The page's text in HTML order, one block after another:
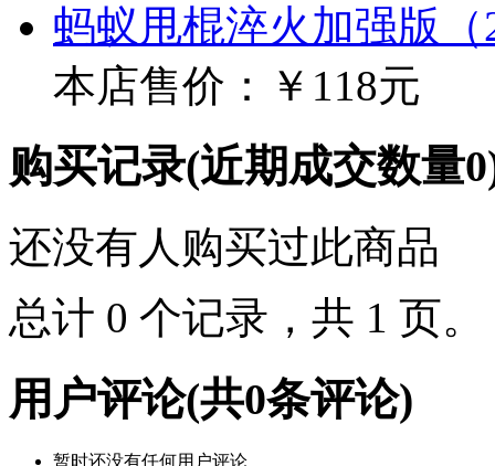
蚂蚁甩棍淬火加强版（
本店售价：
￥118元
购买记录(近期成交数量0
还没有人购买过此商品
总计 0 个记录，共 1 页。
用户评论(共0条评论)
暂时还没有任何用户评论